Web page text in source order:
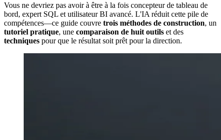
Vous ne devriez pas avoir à être à la fois concepteur de tableau de
bord, expert SQL et utilisateur BI avancé. L'IA réduit cette pile de
compétences—ce guide couvre trois méthodes de construction, un
tutoriel pratique, une comparaison de huit outils et des
techniques pour que le résultat soit prêt pour la direction.